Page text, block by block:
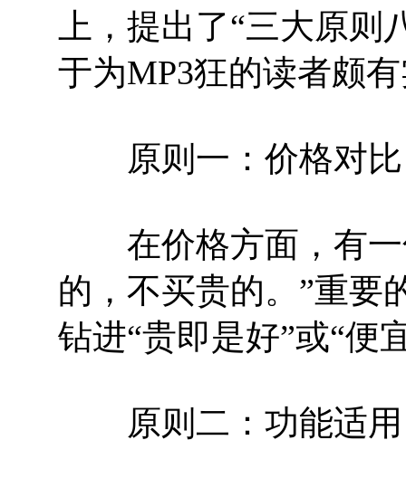
上，提出了“三大原
于为MP3狂的读者颇
原则一：价格对比
在价格方面，有一
的，不买贵的。”重要
钻进“贵即是好”或“便
原则二：功能适用